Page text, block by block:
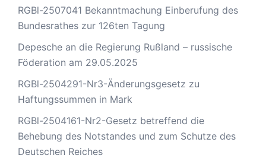
RGBl-2507041 Bekanntmachung Einberufung des
Bundesrathes zur 126ten Tagung
Depesche an die Regierung Rußland – russische
Föderation am 29.05.2025
RGBl-2504291-Nr3-Änderungsgesetz zu
Haftungssummen in Mark
RGBl-2504161-Nr2-Gesetz betreffend die
Behebung des Notstandes und zum Schutze des
Deutschen Reiches